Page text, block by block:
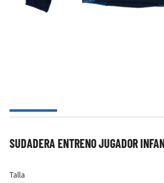
SUDADERA ENTRENO JUGADOR
Talla